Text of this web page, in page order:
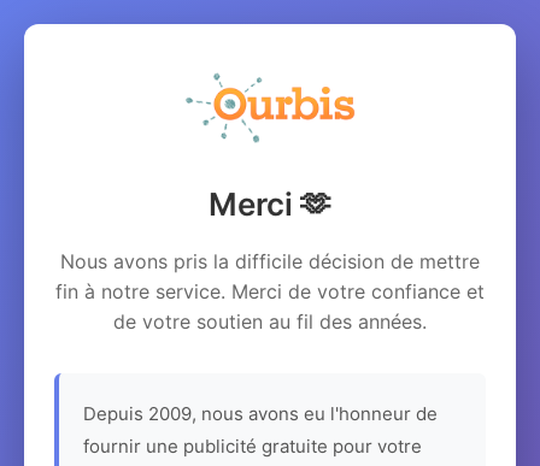
Merci 🫶
Nous avons pris la difficile décision de mettre
fin à notre service. Merci de votre confiance et
de votre soutien au fil des années.
Depuis 2009, nous avons eu l'honneur de
fournir une publicité gratuite pour votre